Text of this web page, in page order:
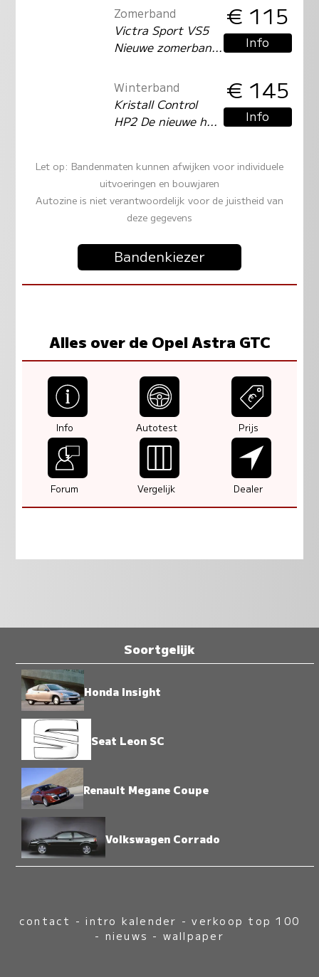
Zomerband
Victra Sport VS5
Nieuwe zomerban...
€ 115
Info
Winterband
Kristall Control
HP2 De nieuwe h...
€ 145
Info
Let op: Bandenmaten kunnen afwijken voor individuele
uitvoeringen en bouwjaren
Autozine is niet verantwoordelijk voor de juistheid van
deze gegevens
Bandenkiezer
Alles over de Opel Astra GTC
Info Autotest Prijs
Forum Vergelijk Dealer
Soortgelijk
Honda Insight
Seat Leon SC
Renault Megane Coupe
Volkswagen Corrado
contact -intro kalender -verkoop top 100
- nieuws - wallpaper